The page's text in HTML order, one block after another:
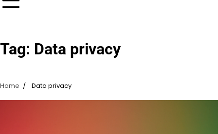
Tag: Data privacy
Home Data privacy